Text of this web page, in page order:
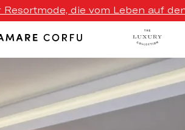
die vom Leben auf